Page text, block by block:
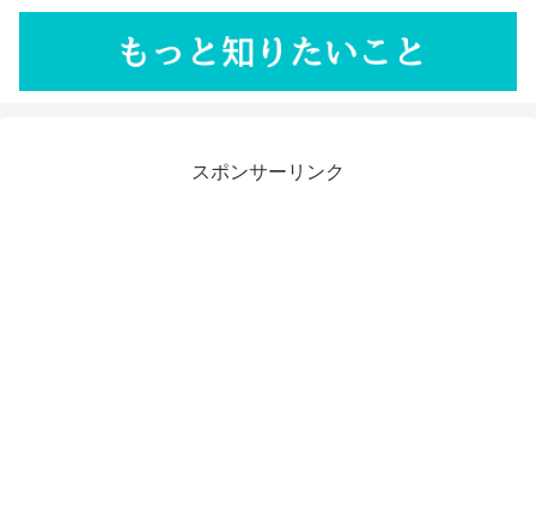
スポンサーリンク